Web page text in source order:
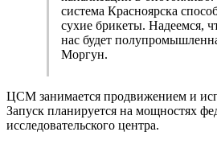
система Красноярска
сухие брикеты. Надеемся,
нас будет
Моргун.
ЦСМ занимается продвижением и
Запуск планируется на мощностях
исследовательского центра.